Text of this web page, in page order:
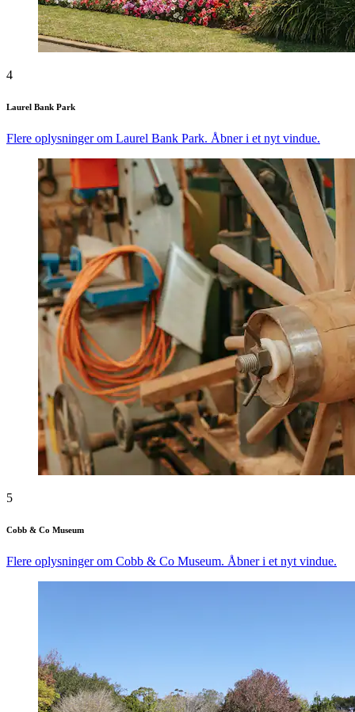
4
Laurel Bank Park
Flere oplysninger om Laurel Bank Park. Åbner i et nyt vindue.
5
Cobb & Co Museum
Flere oplysninger om Cobb & Co Museum. Åbner i et nyt vindue.